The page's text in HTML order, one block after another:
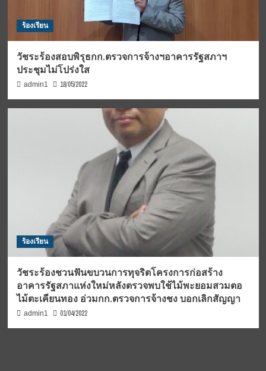
ร้องเรียน
วัชระร้องสอบพิรุธกก.ตรวจการจ้างฯอาคารรัฐสภาฯ
ประชุมไม่โปร่งใส
admin1 18/05/2022
ร้องเรียน
วัชระร้องชวนฟันขบวนการทุจริตโครงการก่อสร้าง
อาคารรัฐสภาแห่งใหม่หลังตรวจพบใช้ไม้พะยอมสวมตอ
ไม้ตะเคียนทอง อ่วมกก.ตรวจการจ้างชง บอกเลิกสัญญา
admin1 01/04/2022